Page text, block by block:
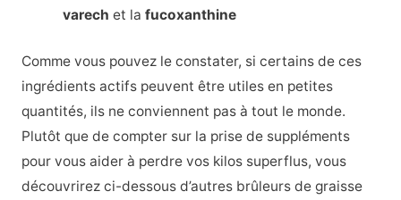
varech et lafucoxanthine
Comme vous pouvez le constater, si certains de ces
ingrédients actifs peuvent être utiles en petites
quantités, ils ne conviennent pas à tout le monde.
Plutôt que de compter sur la prise de suppléments
pour vous aider à perdre vos kilos superflus, vous
découvrirez ci-dessous d’autres brûleurs de graisse